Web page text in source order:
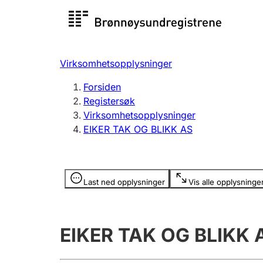
Registersøk
Registrere, endre, slette
Virksomhetsopplysninger
Forsiden
Registersøk
Virksomhetsopplysninger
EIKER TAK OG BLIKK AS
Last ned opplysninger Vis alle
Opplysninger er skjult
EIKER TAK OG BLIKK